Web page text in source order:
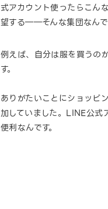
式アカウント使ったらこん
望する――そんな集団なんで
例えば、自分は服を買うの
す。
ありがたいことにショッピ
加していました。LINE公式
便利なんです。